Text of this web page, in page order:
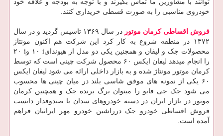
توانند با مشاورین ما تماس بگیرند و با توجه به بودجه و علاقه خود
خودروی مناسبی را به صورت قسطی خریداری کنند.
فروش اقساطی کرمان موتور
در سال ۱۳۶۹ تاسیس گردید و در سال
۱۳۷۲ در منطقه شروع به کار کرد این شرکت هم اکنون مونتاژ
محصولات جک و لیفان و همچنین یکی دو مدل از هیوندایi ۱۰ و i ۲۰
را انجام میدهد لیفان ایکس ۶۰ محصول شرکت چینی است که توسط
کرمان موتور مونتاژ شده و به بازار داخلی ارائه می شود لیفان ایکس
۶۰ یکی از نمونه های موفق شاسی بلند در میان چینی ها محسوب
می شود جک جی فایو را میتوان برگ برنده جک و همچنین کرمان
موتور در بازار ایران در دسته خودروهای سدان یا صندوقدار دانست
فروش اقساطی خودرو جک درراشین خودرو مهر ایرانیان فراهم
آمده است.